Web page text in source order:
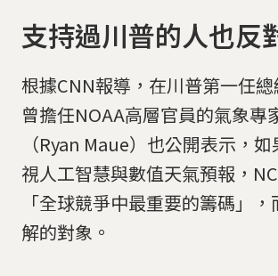
支持過川普的人也反
根據CNN報導，在川普第一任總
曾擔任NOAA高層官員的氣象專
（Ryan Maue）也公開表示，
視人工智慧與數值天氣預報，
「全球競爭中最重要的籌碼」
解的對象。